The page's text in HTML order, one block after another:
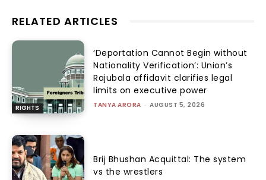
RELATED ARTICLES
RIGHTS
‘Deportation Cannot Begin without
Nationality Verification’: Union’s
Rajubala affidavit clarifies legal
limits on executive power
TANYA ARORA - AUGUST 5, 2026
Brij Bhushan Acquittal: The system
vs the wrestlers